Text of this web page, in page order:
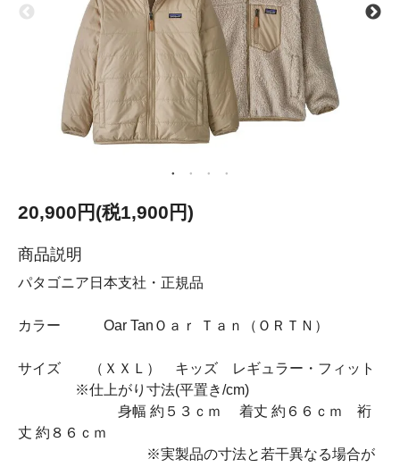
20,900円(税1,900円)
商品説明
パタゴニア日本支社・正規品
カラー Oar TanＯａｒ Ｔａｎ（ＯＲＴＮ）
サイズ （ＸＸＬ） キッズ レギュラー・フィット
※仕上がり寸法(平置き/cm)
身幅 約５３ｃｍ 着丈 約６６ｃｍ 裄
丈 約８６ｃｍ
※実製品の寸法と若干異なる場合が